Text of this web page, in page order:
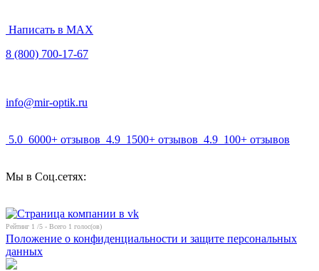
Написать в MAX
8 (800) 700-17-67
info@mir-optik.ru
5.0 6000+ отзывов 4.9 1500+ отзывов 4.9 100+ отзывов
Мы в Соц.сетях:
Рейтинг 1 /5 - Всего 1 голос(ов)
Положение о конфиденциальности и защите персональных
данных